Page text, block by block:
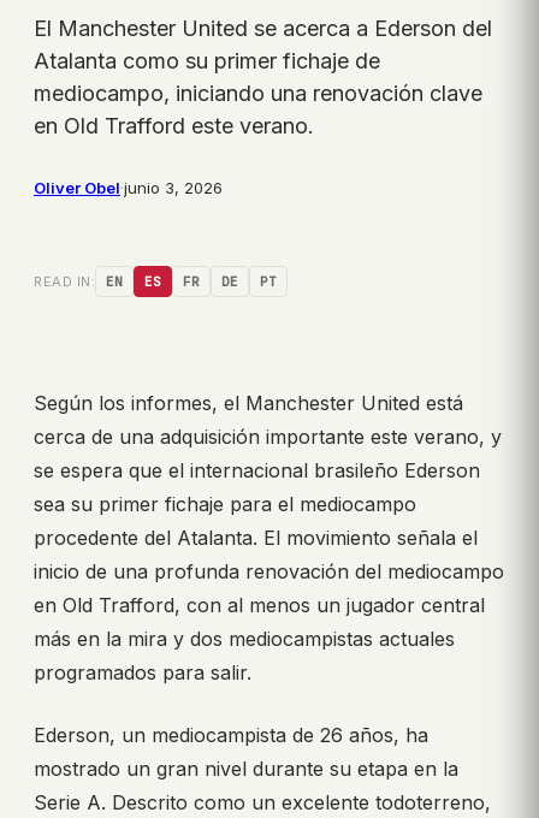
El Manchester United se acerca a Ederson del
Atalanta como su primer fichaje de
mediocampo, iniciando una renovación clave
en Old Trafford este verano.
Oliver Obel·junio 3, 2026
READ IN: EN ES FR DE PT
Según los informes, el Manchester United está
cerca de una adquisición importante este verano, y
se espera que el internacional brasileño Ederson
sea su primer fichaje para el mediocampo
procedente del Atalanta. El movimiento señala el
inicio de una profunda renovación del mediocampo
en Old Trafford, con al menos un jugador central
más en la mira y dos mediocampistas actuales
programados para salir.
Ederson, un mediocampista de 26 años, ha
mostrado un gran nivel durante su etapa en la
Serie A. Descrito como un excelente todoterreno,